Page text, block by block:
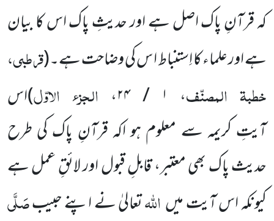
کہ قرآنِ پاک اصل ہے اور حدیثِ پاک اس کا بیان
ہے اور علماء کا اِستنباط ا س کی وضاحت ہے۔(قرطبی،
خطبۃ المصنّف، ۱ / ۲۴، الجزء الاوّل)اس
آیتِکریمہسے معلوم ہو اکہ قرآنِ پاک کی طرح
حدیث پاک بھی معتبر، قابلِ قبول اور لائقِ عمل ہے
کیونکہ اس آیت میںاللّٰہتعالیٰنےاپنے حبیبصَلَّی